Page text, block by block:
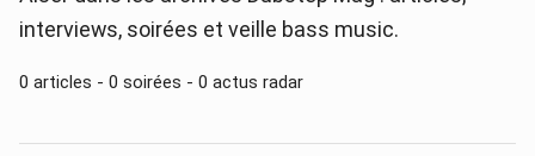
interviews, soirées et veille bass music.
0 articles - 0 soirées - 0 actus radar